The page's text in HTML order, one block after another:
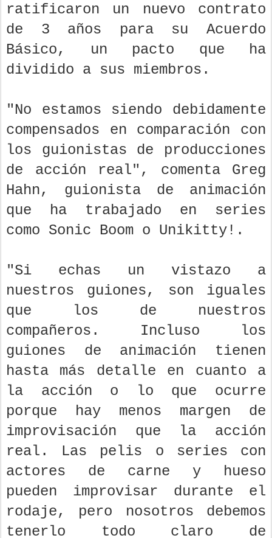
ratificaron un nuevo contrato
de 3 años para su Acuerdo
Básico, un pacto que ha
dividido a sus miembros.
"No estamos siendo debidamente
compensados en comparación con
los guionistas de producciones
de acción real", comenta Greg
Hahn, guionista de animación
que ha trabajado en series
como Sonic Boom o Unikitty!.
"Si echas un vistazo a
nuestros guiones, son iguales
que los de nuestros
compañeros. Incluso los
guiones de animación tienen
hasta más detalle en cuanto a
la acción o lo que ocurre
porque hay menos margen de
improvisación que la acción
real. Las pelis o series con
actores de carne y hueso
pueden improvisar durante el
rodaje, pero nosotros debemos
tenerlo todo claro de